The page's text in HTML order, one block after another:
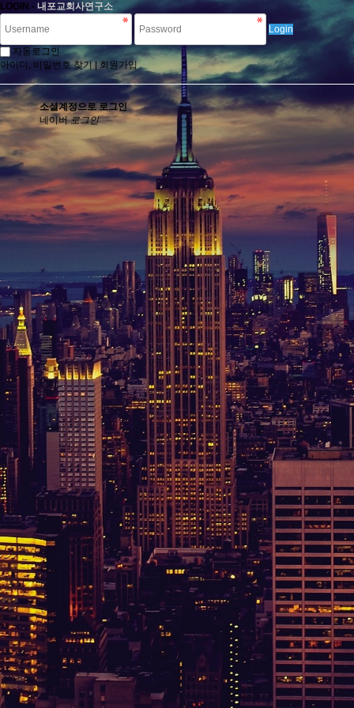
LOGIN - 내포교회사연구소
Login
자동로그인
아이디, 비밀번호 찾기| 회원가입
소셜계정으로 로그인
네이버로그인